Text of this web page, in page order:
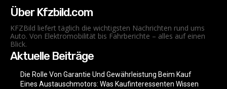
Über Kfzbild.com
KFZBild liefert täglich die wichtigsten Nachrichten rund ums
Auto. Von Elektromobilität bis Fahrberichte – alles auf einen
Blick.
Aktuelle Beiträge
Die Rolle Von Garantie Und Gewährleistung Beim Kauf
Eines Austauschmotors: Was Kaufinteressenten Wissen